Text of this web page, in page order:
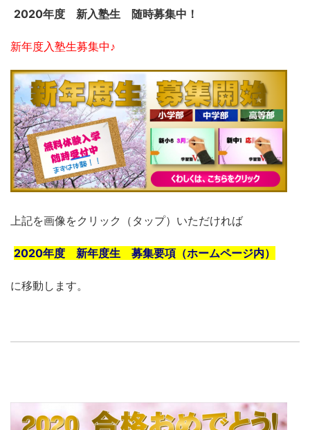
2020年度 新入塾生 随時募集中！
新年度入塾生募集中♪
上記を画像をクリック（タップ）いただければ
2020年度 新年度生 募集要項（ホームページ内）
に移動します。